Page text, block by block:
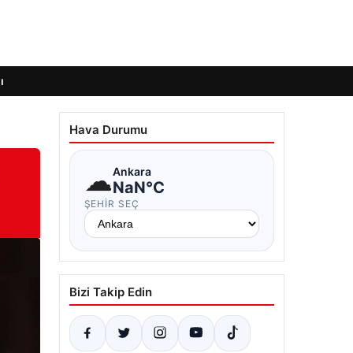
Hava Durumu
☁Ankara
NaN°C
ŞEHIR SEÇ
Bizi Takip Edin